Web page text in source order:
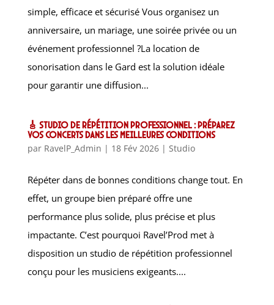
simple, efficace et sécurisé Vous organisez un
anniversaire, un mariage, une soirée privée ou un
événement professionnel ?La location de
sonorisation dans le Gard est la solution idéale
pour garantir une diffusion...
🎸 Studio de répétition professionnel : préparez
vos concerts dans les meilleures conditions
par RavelP_Admin | 18 Fév 2026| Studio
Répéter dans de bonnes conditions change tout. En
effet, un groupe bien préparé offre une
performance plus solide, plus précise et plus
impactante. C’est pourquoi Ravel’Prod met à
disposition un studio de répétition professionnel
conçu pour les musiciens exigeants....